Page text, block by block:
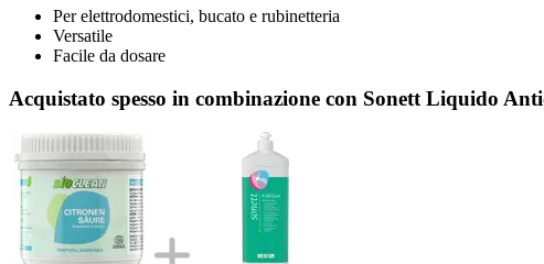
Per elettrodomestici, bucato e rubinetteria
Versatile
Facile da dosare
Acquistato spesso in combinazione con Sonett Liquido